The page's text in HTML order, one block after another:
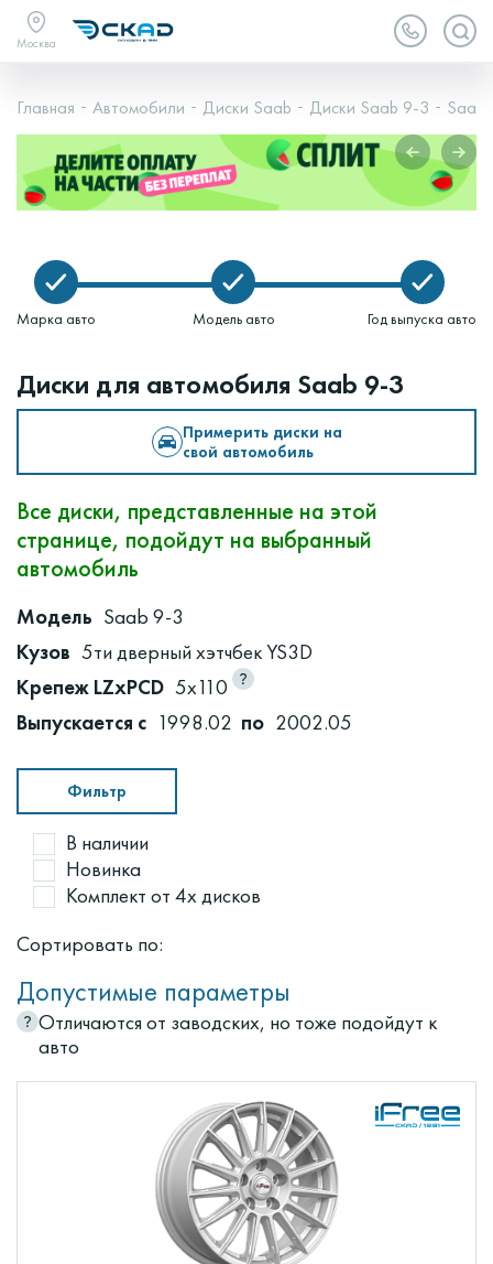
Москва
Главная Автомобили Диски Saab Диски Saab 9-3 Saab
Марка авто Модель авто Год выпуска авто
Диски для автомобиля Saab 9-3
Примерить диски на
свой автомобиль
Все диски, представленные на этой
странице, подойдут на выбранный
автомобиль
Модель Saab 9-3
Кузов 5ти дверный хэтчбек YS3D
Крепеж LZxPCD 5x110
Выпускается с 1998.02 по 2002.05
В наличии
Новинка
Комплект от 4х дисков
Сортировать по:
Фильтр
Допустимые параметры
Отличаются от заводских, но тоже подойдут к
авто